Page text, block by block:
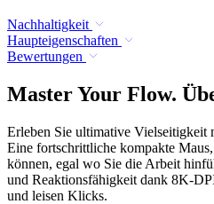
Nachhaltigkeit
Haupteigenschaften
Bewertungen
Master Your Flow.
Erleben Sie ultimative Vielseitigkeit
Eine fortschrittliche kompakte
können, egal wo Sie die Arbeit
und Reaktionsfähigkeit dank 8K-
und leisen Klicks.